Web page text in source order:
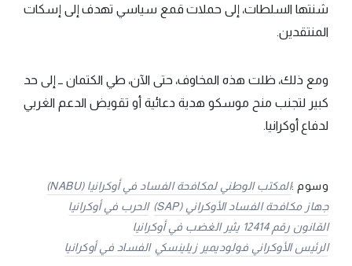
شنتها السلطات، إلى حملات قمع سياسي تهدف إلى إسكات
المنتقدين.
ومع ذلك، ظلت هذه المخاوف، حتى الآن، طي الكتمان ــ إلى حد
كبير لتجنب منح موسكو هدية دعائية أو تقويض الدعم الغربي
لدفاع أوكرانيا.
وسوم :المكتب الوطني لمكافحة الفساد في أوكرانيا (NABU)
جهاز مكافحة الفساد الأوكراني (SAP)
الحرب في أوكرانيا
القانون رقم 12414 يثير الغضب في أوكرانيا
الرئيس الأوكراني فولوديمير زيلينسكي الفساد في أوكرانيا